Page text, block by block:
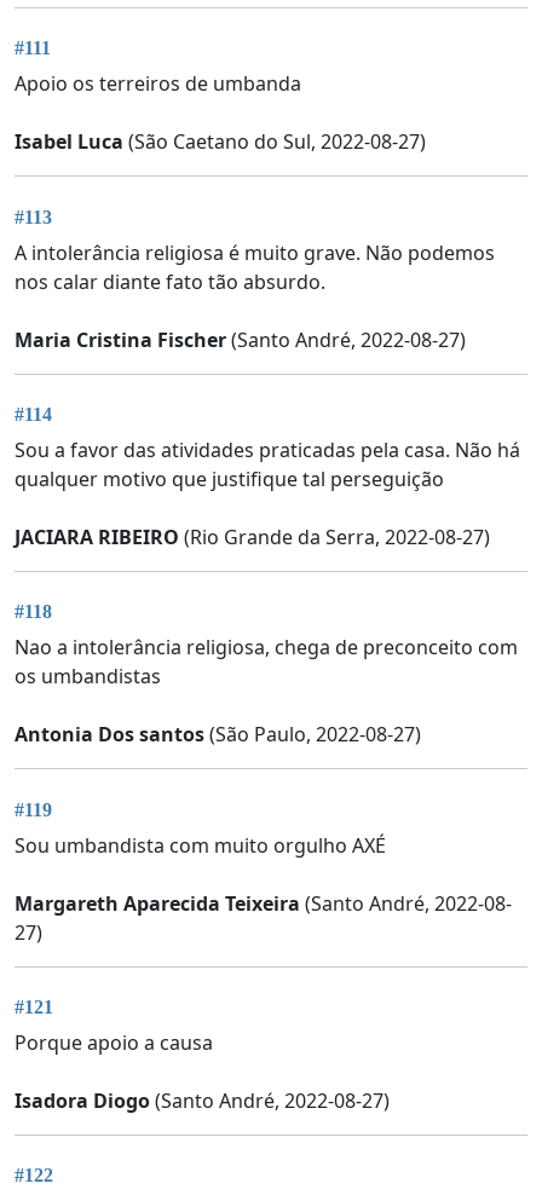
#111
Apoio os terreiros de umbanda
Isabel Luca (São Caetano do Sul, 2022-08-27)
#113
A intolerância religiosa é muito grave. Não podemos
nos calar diante fato tão absurdo.
Maria Cristina Fischer(Santo André, 2022-08-27)
#114
Sou a favor das atividades praticadas pela casa. Não há
qualquer motivo que justifique tal perseguição
JACIARA RIBEIRO (Rio Grande da Serra, 2022-08-27)
#118
Nao a intolerância religiosa, chega de preconceito com
os umbandistas
Antonia Dos santos(São Paulo, 2022-08-27)
#119
Sou umbandista com muito orgulho AXÉ
Margareth Aparecida Teixeira (Santo André, 2022-08-
27)
#121
Porque apoio a causa
Isadora Diogo(Santo André, 2022-08-27)
#122